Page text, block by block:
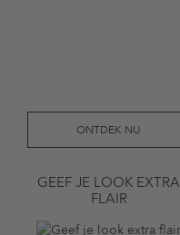
ONTDEK NU
GEEF JE LOOK EXTRA
FLAIR